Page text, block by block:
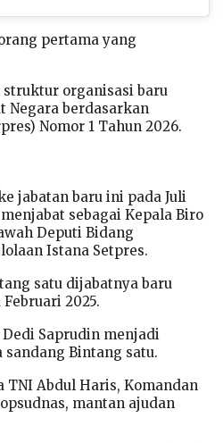
pertama yang
organisasi baru
Negara berdasarkan
Nomor 1 Tahun 2026.
jabatan baru ini pada Juli
sebagai Kepala Biro
Deputi Bidang
Istana Setpres.
satu dijabatnya baru
2025.
Saprudin menjadi
sandang Bintang satu.
TNI Abdul Haris, Komandan
mantan ajudan